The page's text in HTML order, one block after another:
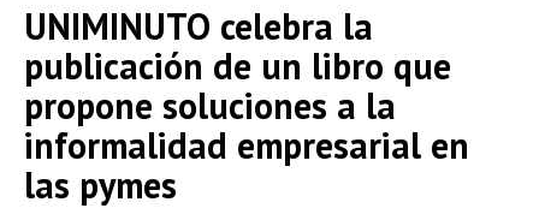
UNIMINUTO celebra la
publicación de un libro que
propone soluciones a la
informalidad empresarial en
las pymes